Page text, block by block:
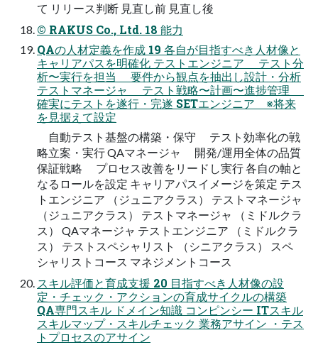
て リリース判断 見直し前 見直し後
© RAKUS Co., Ltd. 18 能⼒
QAの⼈材定義を作成 19 各自が目指すべき人材像と
キャリアパスを明確化 テストエンジニア テスト分
析〜実行を担当 要件から観点を抽出し設計・分析
テストマネージャ テスト戦略〜計画〜進捗管理
確実にテストを遂行・完遂 SETエンジニア ※将来
を見据えて設定
自動テスト基盤の構築・保守 テスト効率化の戦
略立案・実行 QAマネージャ 開発/運用全体の品質
保証戦略 プロセス改善をリードし実行 各自の軸と
なるロールを設定 キャリアパスイメージを策定 テス
トエンジニア （ジュニアクラス） テストマネージャ
（ジュニアクラス） テストマネージャ （ミドルクラ
ス） QAマネージャ テストエンジニア （ミドルクラ
ス） テストスペシャリスト （シニアクラス） スペ
シャリストコース マネジメントコース
スキル評価と育成⽀援 20 目指すべき人材像の設
定・チェック・アクションの育成サイクルの構築
QA専門スキル ドメイン知識 コンピンシー ITスキル
スキルマップ・スキルチェック 業務アサイン ・テス
トプロセスのアサイン